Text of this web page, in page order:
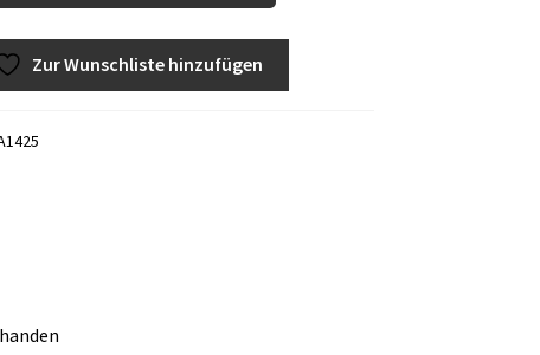
Zur Wunschliste hinzufügen